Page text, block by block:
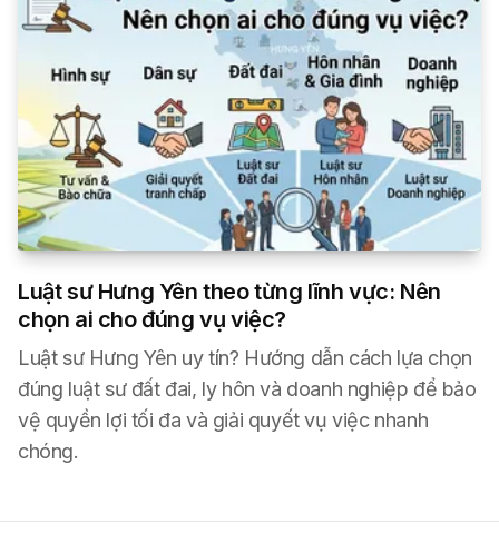
Luật sư Hưng Yên theo từng lĩnh vực: Nên
chọn ai cho đúng vụ việc?
Luật sư Hưng Yên uy tín? Hướng dẫn cách lựa chọn
đúng luật sư đất đai, ly hôn và doanh nghiệp để bảo
vệ quyền lợi tối đa và giải quyết vụ việc nhanh
chóng.